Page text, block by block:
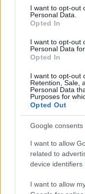
consent section.
I want to opt-out
Personal Data.
Opted In
I want to opt-out
Personal Data
Opted In
I want to opt-out
Retention, Sale,
Personal Data
Purposes for
Opted Out
Google consents
I want to allow
related to
device identifiers
I want to allow
amikor Magyar
be, hogy Orbán
beszédei után a
A KecsUP Hírek
Molnár Jánost is,
országgyűlési
körzetben Salacz
kettesben Cseh
Bács-Kiskun